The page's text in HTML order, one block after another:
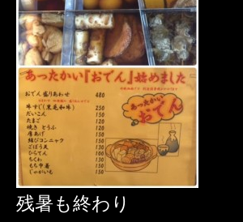
残暑も終わり